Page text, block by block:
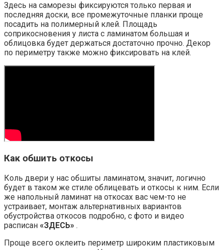
Здесь на саморезы фиксируются только первая и
последняя доски, все промежуточные планки проще
посадить на полимерный клей. Площадь
соприкосновения у листа с ламинатом большая и
облицовка будет держаться достаточно прочно. Декор
по периметру также можно фиксировать на клей.
Как обшить откосы
Коль двери у нас обшиты ламинатом, значит, логично
будет в таком же стиле облицевать и откосы к ним. Если
же напольный ламинат на откосах вас чем-то не
устраивает, монтаж альтернативных вариантов
обустройства откосов подробно, с фото и видео
расписан «ЗДЕСЬ» .
Проще всего оклеить периметр широким пластиковым